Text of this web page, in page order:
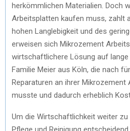
herkömmlichen Materialien. Doch
Arbeitsplatten kaufen muss, zahlt
hohen Langlebigkeit und des
erweisen sich Mikrozement
wirtschaftlichere Lösung auf lange
Familie Meier aus Köln, die nach
Reparaturen an ihrer
musste und dadurch erheblich
Um die Wirtschaftlichkeit weiter